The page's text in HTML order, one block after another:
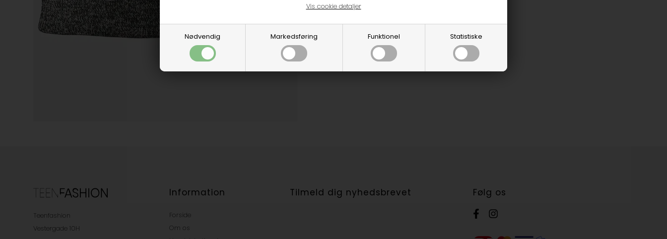
Nødvendig Markedsføring Funktionel Statistiske
Vis cookie detaljer
Varenummer:805441grey
Teenfashion
Vestergade 10H
Information
Forside
Om os
Tilmeld dig nyhedsbrevet Følg os